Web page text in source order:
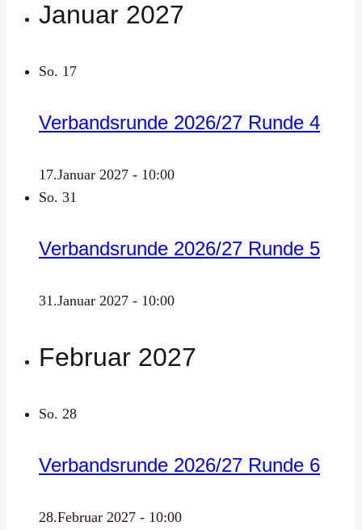
Januar 2027
So. 17
Verbandsrunde 2026/27 Runde 4
17.Januar 2027 - 10:00
So. 31
Verbandsrunde 2026/27 Runde 5
31.Januar 2027 - 10:00
Februar 2027
So. 28
Verbandsrunde 2026/27 Runde 6
28.Februar 2027 - 10:00